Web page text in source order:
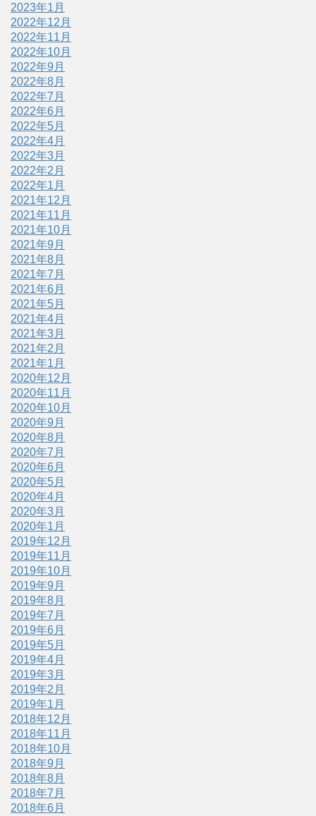
2023年1月
2022年12月
2022年11月
2022年10月
2022年9月
2022年8月
2022年7月
2022年6月
2022年5月
2022年4月
2022年3月
2022年2月
2022年1月
2021年12月
2021年11月
2021年10月
2021年9月
2021年8月
2021年7月
2021年6月
2021年5月
2021年4月
2021年3月
2021年2月
2021年1月
2020年12月
2020年11月
2020年10月
2020年9月
2020年8月
2020年7月
2020年6月
2020年5月
2020年4月
2020年3月
2020年1月
2019年12月
2019年11月
2019年10月
2019年9月
2019年8月
2019年7月
2019年6月
2019年5月
2019年4月
2019年3月
2019年2月
2019年1月
2018年12月
2018年11月
2018年10月
2018年9月
2018年8月
2018年7月
2018年6月